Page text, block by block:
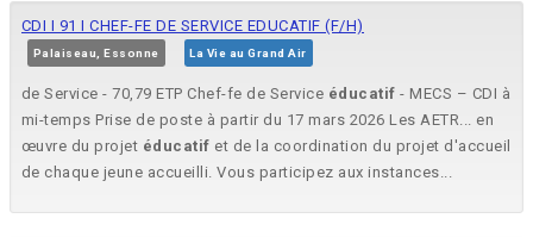
CDI I 91 I CHEF-FE DE SERVICE EDUCATIF (F/H)
Palaiseau, Essonne La Vie au Grand Air
de Service - 70,79 ETP Chef-fe de Service éducatif - MECS – CDI à
mi-temps Prise de poste à partir du 17 mars 2026 Les AETR... en
œuvre du projet éducatif et de la coordination du projet d'accueil
de chaque jeune accueilli. Vous participez aux instances...